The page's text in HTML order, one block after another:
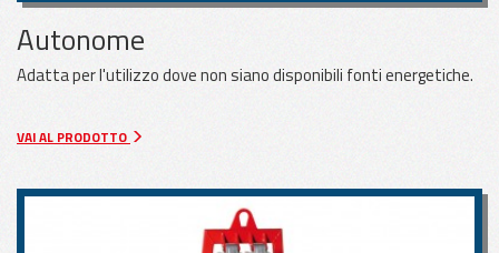
Autonome
Adatta per l'utilizzo dove non siano disponibili fonti energetiche.
VAI AL PRODOTTO